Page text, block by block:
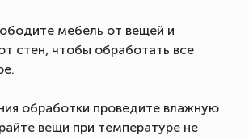
мебель от вещей и
стен, чтобы обработать все
обработки проведите влажную
вещи при температуре не